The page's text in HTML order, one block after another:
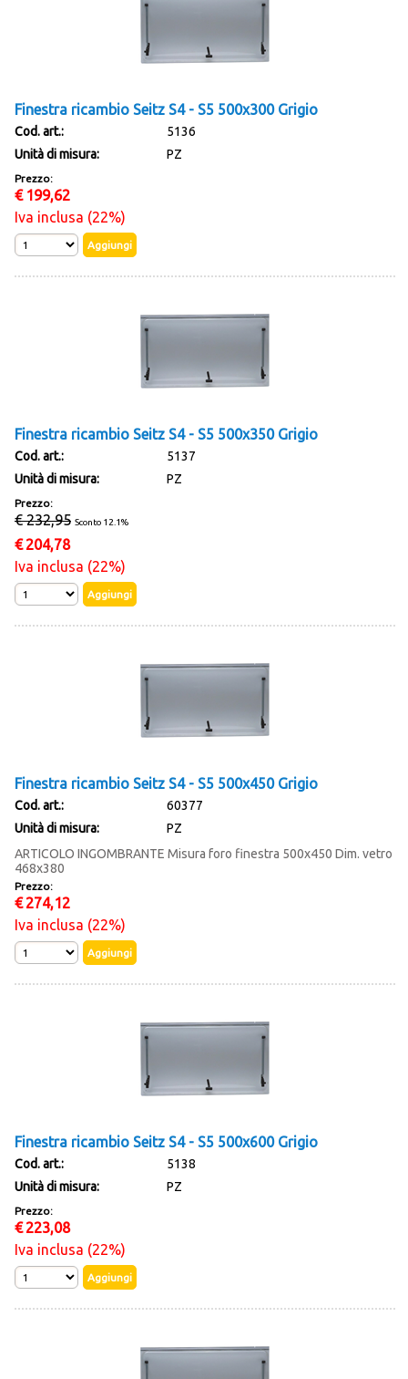
Finestra ricambio Seitz S4 - S5 500x300 Grigio
Cod. art.:
5136
Unità di misura:
PZ
Prezzo:
€ 199,62
Iva inclusa (22%)
Finestra ricambio Seitz S4 - S5 500x350 Grigio
Cod. art.:
5137
Unità di misura:
PZ
Prezzo:
€ 232,95 Sconto 12.1%
€ 204,78
Iva inclusa (22%)
Finestra ricambio Seitz S4 - S5 500x450 Grigio
Cod. art.:
60377
Unità di misura:
PZ
ARTICOLO INGOMBRANTE Misura foro finestra 500x450 Dim. vetro
468x380
Prezzo:
€ 274,12
Iva inclusa (22%)
Finestra ricambio Seitz S4 - S5 500x600 Grigio
Cod. art.:
5138
Unità di misura:
PZ
Prezzo:
€ 223,08
Iva inclusa (22%)